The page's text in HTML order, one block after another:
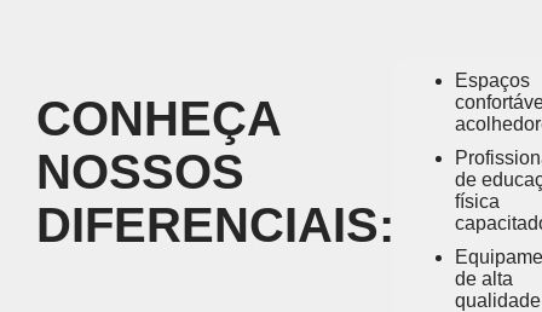
CONHEÇA
NOSSOS
DIFERENCIAIS:
Espaços
de
física
de alta